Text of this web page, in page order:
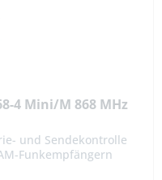
4 Mini/M 868 MHz
und Sendekontrolle
Funkempfängern